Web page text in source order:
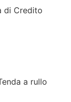
di Credito​
a rullo